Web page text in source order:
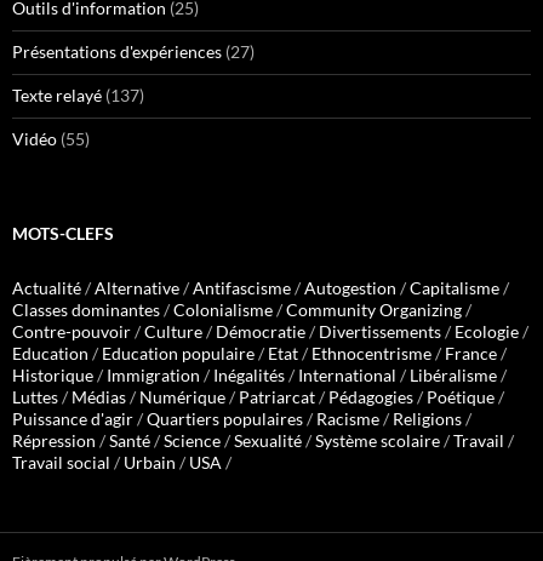
Outils d'information (25)
Présentations d'expériences (27)
Texte relayé (137)
Vidéo (55)
MOTS-CLEFS
Actualité/Alternative/Antifascisme/Autogestion /Capitalisme/
Classes dominantes/Colonialisme/Community Organizing/
Contre-pouvoir/Culture/ Démocratie/ Divertissements/ Ecologie/
Education / Education populaire/ Etat/ Ethnocentrisme/ France/
Historique/ Immigration / Inégalités/ International / Libéralisme/
Luttes/ Médias/ Numérique/ Patriarcat/ Pédagogies/ Poétique/
Puissance d'agir/Quartiers populaires/ Racisme/ Religions/
Répression /Santé/Science/Sexualité/Système scolaire/Travail /
Travail social / Urbain / USA /